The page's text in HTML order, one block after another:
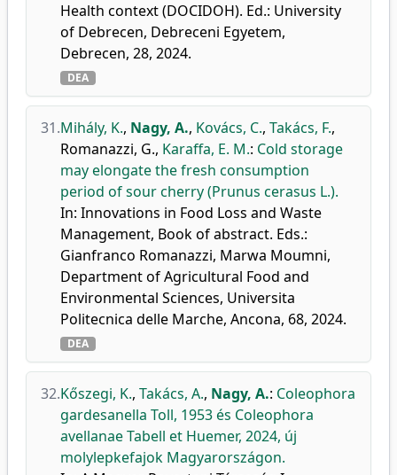
Health context (DOCIDOH). Ed.: University
of Debrecen, Debreceni Egyetem,
Debrecen, 28, 2024.
DEA
31.Mihály, K., Nagy, A., Kovács, C., Takács, F.,
Romanazzi, G., Karaffa, E. M.: Cold storage
may elongate the fresh consumption
period of sour cherry (Prunus cerasus L.).
In: Innovations in Food Loss and Waste
Management, Book of abstract. Eds.:
Gianfranco Romanazzi, Marwa Moumni,
Department of Agricultural Food and
Environmental Sciences, Universita
Politecnica delle Marche, Ancona, 68, 2024.
DEA
32.Kőszegi, K., Takács, A., Nagy, A.: Coleophora
gardesanella Toll, 1953 és Coleophora
avellanae Tabell et Huemer, 2024, új
molylepkefajok Magyarországon.